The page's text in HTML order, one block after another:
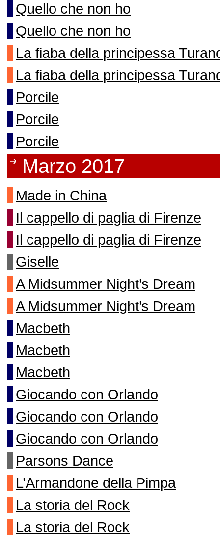
Quello che non ho
Quello che non ho
La fiaba della principessa
La fiaba della principessa
Porcile
Porcile
Porcile
Marzo 2017
Made in China
Il cappello di paglia di Firenze
Il cappello di paglia di Firenze
Giselle
A Midsummer Night’s Dream
A Midsummer Night’s Dream
Macbeth
Macbeth
Macbeth
Giocando con Orlando
Giocando con Orlando
Giocando con Orlando
Parsons Dance
L’Armandone della Pimpa
La storia del Rock
La storia del Rock